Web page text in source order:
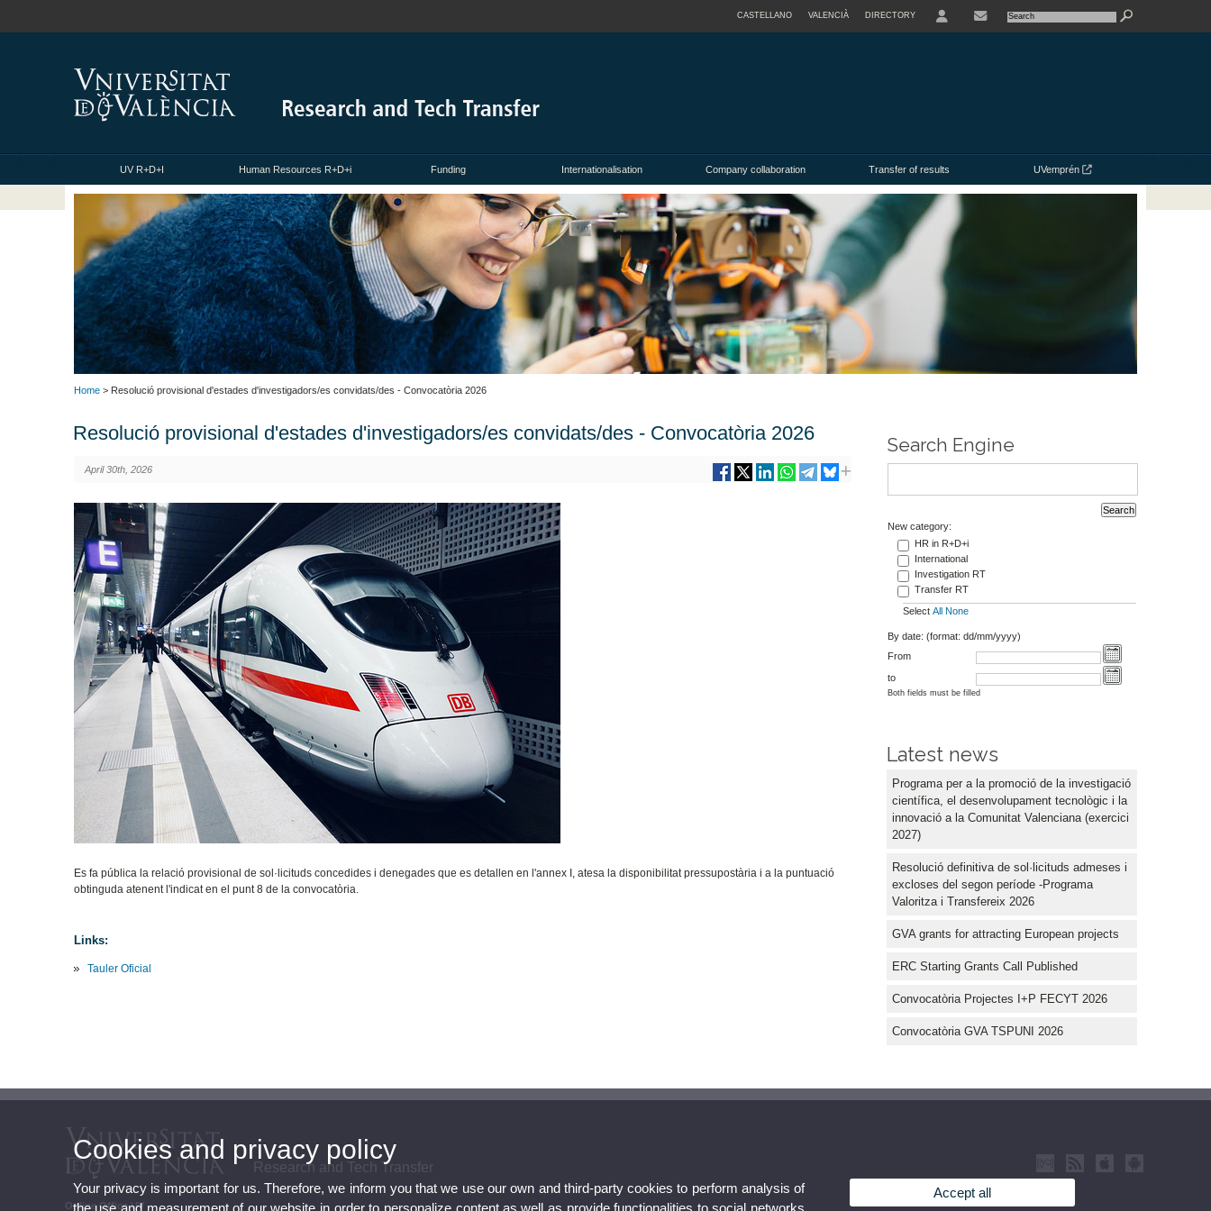
CASTELLANO VALENCIÀ DIRECTORY
UV R+D+I Human Resources R+D+i Funding Internationalisation Company collaboration Transfer of results UVemprén
Home > Resolució provisional d'estades d'investigadors/es convidats/des - Convocatòria 2026
Resolució provisional d'estades d'investigadors/es convidats/des - Convocatòria 2026
April 30th, 2026
Es fa pública la relació provisional de sol·licituds concedides i denegades que es detallen en l'annex I, atesa la disponibilitat pressupostària i a la puntuació
obtinguda atenent l'indicat en el punt 8 de la convocatòria.
Links:
Tauler Oficial
Search Engine
New category:
HR in R+D+i
International
Investigation RT
Transfer RT
Select All None
By date: (format: dd/mm/yyyy)
From
to
Both fields must be filled
Latest news
Programa per a la promoció de la investigació
científica, el desenvolupament tecnològic i la
innovació a la Comunitat Valenciana (exercici
2027)
Resolució definitiva de sol·licituds admeses i
excloses del segon període -Programa
Valoritza i Transfereix 2026
GVA grants for attracting European projects
ERC Starting Grants Call Published
Convocatòria Projectes I+P FECYT 2026
Convocatòria GVA TSPUNI 2026
Research and Tech Transfer
Online Office UV
Cookies and privacy policy
Your privacy is important for us. Therefore, we inform you that we use our own and third-party cookies to perform analysis of
the use and measurement of our website in order to personalize content,as well as provide functionalities to social networks
Accept all